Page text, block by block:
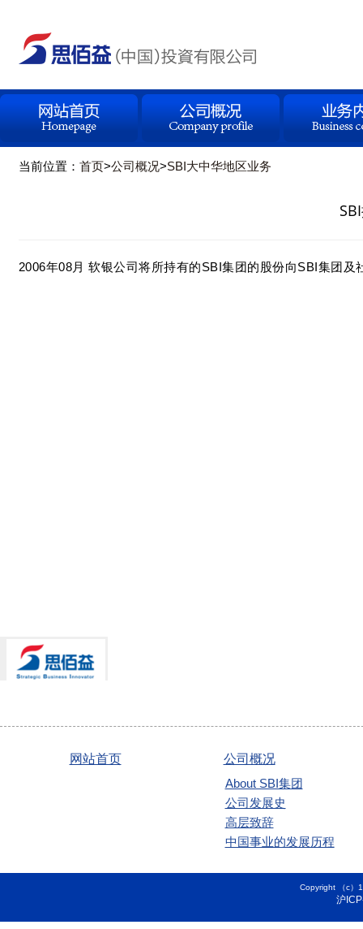
当前位置： 首页>公司概况>SBI大中华地区业务
2006年08月 软银公司将所持有的SBI集团的股份向SBI集团
网站首页
公司概况
About SBI集团
公司发展史
高层致辞
中国事业的发展历程
Copyright （c）
沪